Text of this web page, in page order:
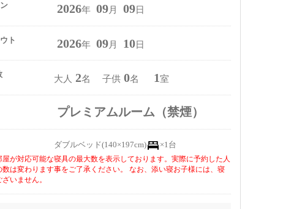
2026年 09月 09日
ト 2026年 09月 10日
大人 2名 子供 0名 1室
プレミアムルーム（禁煙）
ダブルベッド(140×197cm) ×1台
が対応可能な寝具の最大数を表示しております。実際に予約した人
数は変わります事をご了承ください。 なお、添い寝お子様には、寝
いません。